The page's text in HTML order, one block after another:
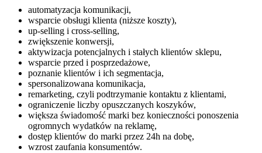
automatyzacja komunikacji,
wsparcie obsługi klienta (niższe koszty),
up-selling i cross-selling,
zwiększenie konwersji,
aktywizacja potencjalnych i stałych klientów sklepu,
wsparcie przed i posprzedażowe,
poznanie klientów i ich segmentacja,
spersonalizowana komunikacja,
remarketing, czyli podtrzymanie kontaktu z klientami,
ograniczenie liczby opuszczanych koszyków,
większa świadomość marki bez konieczności ponoszenia
ogromnych wydatków na reklamę,
dostęp klientów do marki przez 24h na dobę,
wzrost zaufania konsumentów.